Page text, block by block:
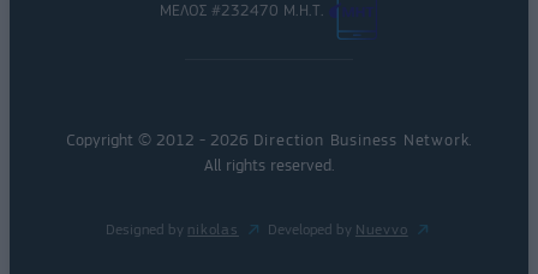
ΜΕΛΟΣ #232470 Μ.Η.Τ.
Copyright © 2012 - 2026 Direction Business Network.
All rights reserved.
Designed by nikolas Developed by Nuevvo